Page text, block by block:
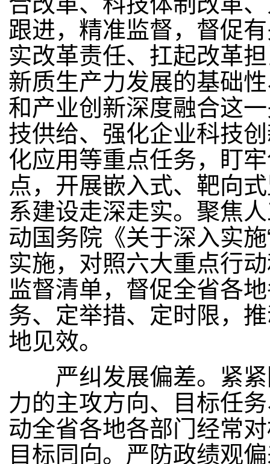
跟进，精准监督，督促
实改革责任、扛起改革
新质生产力发展的基础
和产业创新深度融合这
技供给、强化企业科技
化应用等重点任务，盯
点，开展嵌入式、靶向
系建设走深走实。聚焦
动国务院《关于深入实
实施，对照六大重点行
监督清单，督促全省各
务、定举措、定时限，
地见效。
严纠发展偏差。紧紧
力的主攻方向、目标任
动全省各地各部门经常
目标同向。严防政绩观